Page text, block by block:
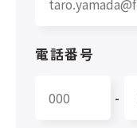
電話番号
-